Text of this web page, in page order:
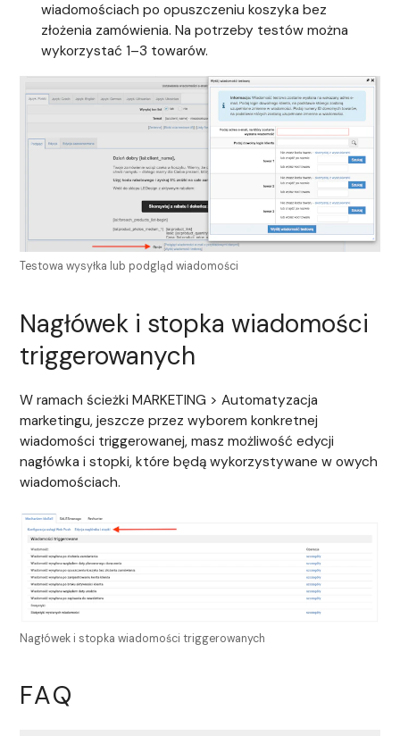
wiadomościach po opuszczeniu koszyka bez
złożenia zamówienia. Na potrzeby testów można
wykorzystać 1–3 towarów.
Testowa wysyłka lub podgląd wiadomości
Nagłówek i stopka wiadomości
triggerowanych
W ramach ścieżki MARKETING > Automatyzacja
marketingu, jeszcze przez wyborem konkretnej
wiadomości triggerowanej, masz możliwość edycji
nagłówka i stopki, które będą wykorzystywane w owych
wiadomościach.
Nagłówek i stopka wiadomości triggerowanych
FAQ